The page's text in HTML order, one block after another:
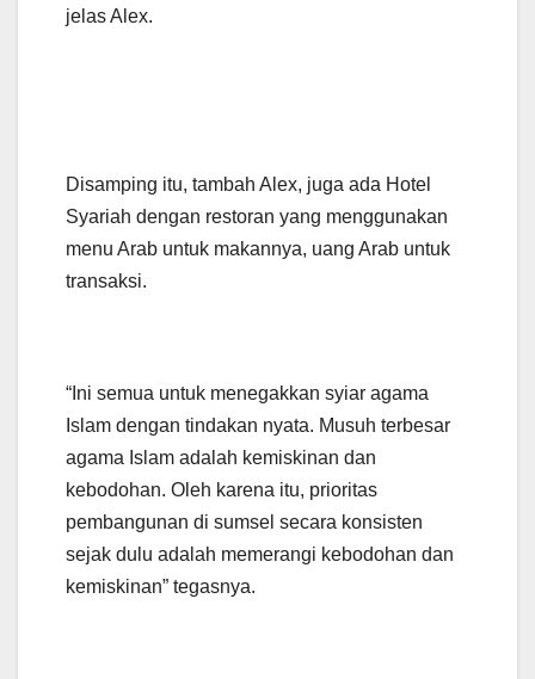
jelas Alex.
Disamping itu, tambah Alex, juga ada Hotel
Syariah dengan restoran yang menggunakan
menu Arab untuk makannya, uang Arab untuk
transaksi.
“Ini semua untuk menegakkan syiar agama
Islam dengan tindakan nyata. Musuh terbesar
agama Islam adalah kemiskinan dan
kebodohan. Oleh karena itu, prioritas
pembangunan di sumsel secara konsisten
sejak dulu adalah memerangi kebodohan dan
kemiskinan” tegasnya.